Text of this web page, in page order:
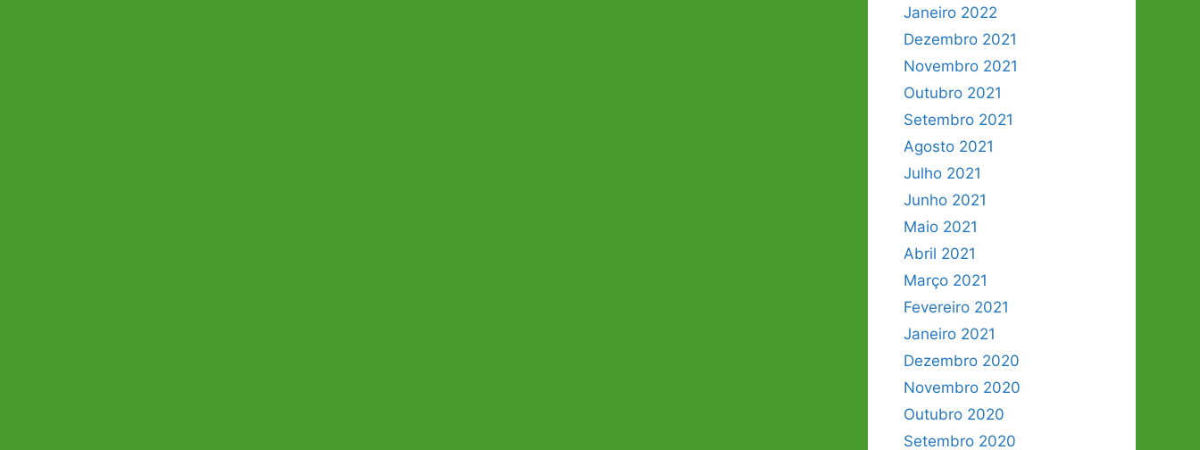
Janeiro 2022
Dezembro 2021
Novembro 2021
Outubro 2021
Setembro 2021
Agosto 2021
Julho 2021
Junho 2021
Maio 2021
Abril 2021
Março 2021
Fevereiro 2021
Janeiro 2021
Dezembro 2020
Novembro 2020
Outubro 2020
Setembro 2020